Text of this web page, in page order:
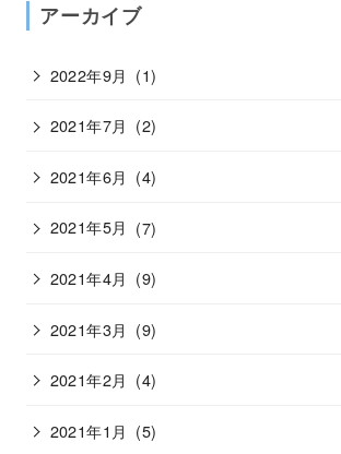
アーカイブ
2022年9月 (1)
2021年7月 (2)
2021年6月 (4)
2021年5月 (7)
2021年4月 (9)
2021年3月 (9)
2021年2月 (4)
2021年1月 (5)